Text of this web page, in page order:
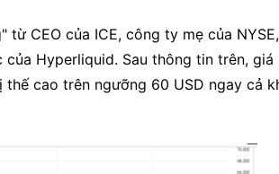
CEO của ICE, công ty mẹ của NYSE,
Hyperliquid. Sau thông tin trên, giá
thế cao trên ngưỡng 60 USD ngay cả